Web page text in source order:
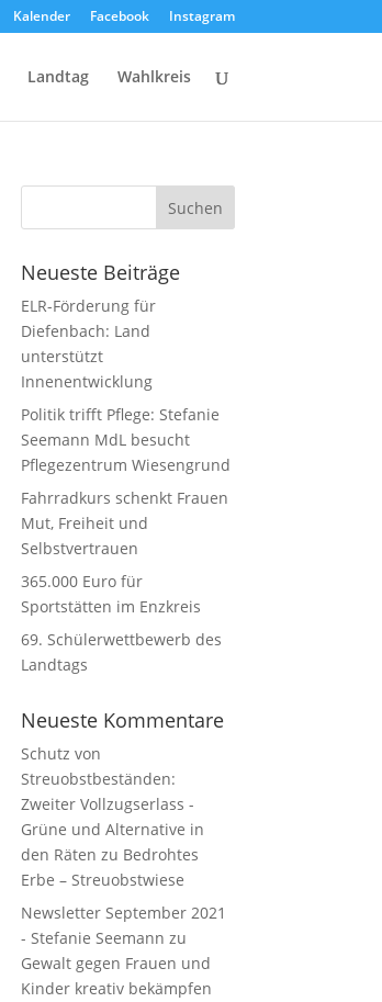
Kalender Facebook Instagram
Landtag Wahlkreis
Neueste Beiträge
ELR-Förderung für
Diefenbach: Land
unterstützt
Innenentwicklung
Politik trifft Pflege: Stefanie
Seemann MdL besucht
Pflegezentrum Wiesengrund
Fahrradkurs schenkt Frauen
Mut, Freiheit und
Selbstvertrauen
365.000 Euro für
Sportstätten im Enzkreis
69. Schülerwettbewerb des
Landtags
Neueste Kommentare
Schutz von
Streuobstbeständen:
Zweiter Vollzugserlass -
Grüne und Alternative in
den Räten zu Bedrohtes
Erbe – Streuobstwiese
Newsletter September 2021
- Stefanie Seemann zu
Gewalt gegen Frauen und
Kinder kreativ bekämpfen